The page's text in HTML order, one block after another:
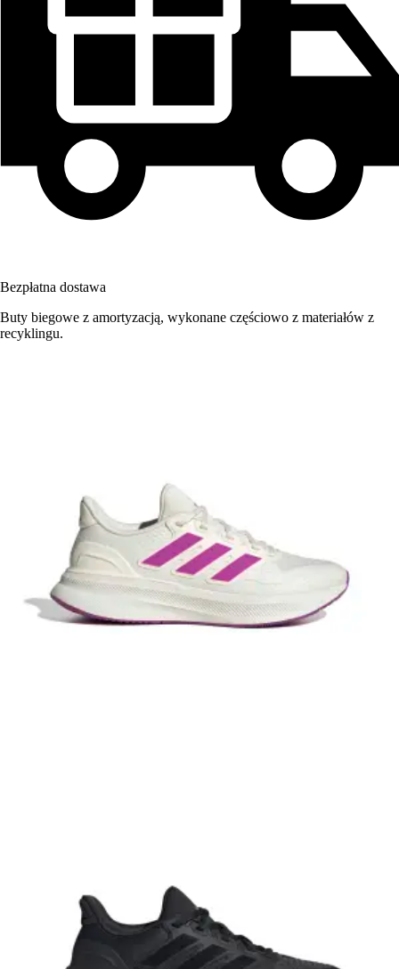
Bezpłatna dostawa
Buty biegowe z amortyzacją, wykonane częściowo z materiałów z
recyklingu.